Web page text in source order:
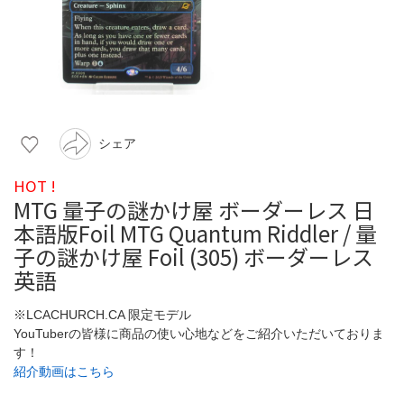
シェア
HOT !
MTG 量子の謎かけ屋 ボーダーレス 日
本語版Foil MTG Quantum Riddler / 量
子の謎かけ屋 Foil (305) ボーダーレス
英語
※LCACHURCH.CA 限定モデル
YouTuberの皆様に商品の使い心地などをご紹介いただいておりま
す！
紹介動画はこちら